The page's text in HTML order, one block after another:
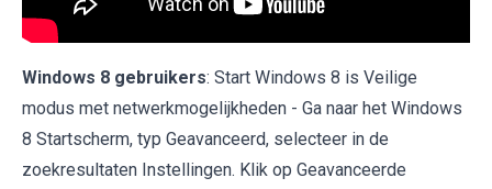
Windows 8 gebruikers: Start Windows 8 is Veilige
modus met netwerkmogelijkheden - Ga naar het Windows
8 Startscherm, typ Geavanceerd, selecteer in de
zoekresultaten Instellingen. Klik op Geavanceerde